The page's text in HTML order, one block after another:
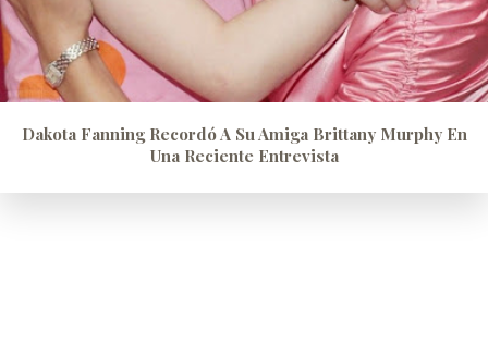
Dakota Fanning Recordó A Su Amiga Brittany Murphy En
Una Reciente Entrevista